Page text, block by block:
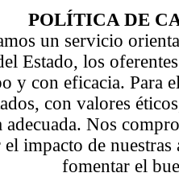
POLÍTICA DE
un servicio
Estado, los
y con eficacia. Para
con valores
adecuada. Nos
impacto de
fomentar el